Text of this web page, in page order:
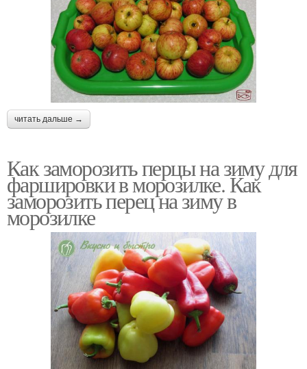
читать дальше →
Как заморозить перцы на зиму для
фаршировки в морозилке. Как
заморозить перец на зиму в
морозилке